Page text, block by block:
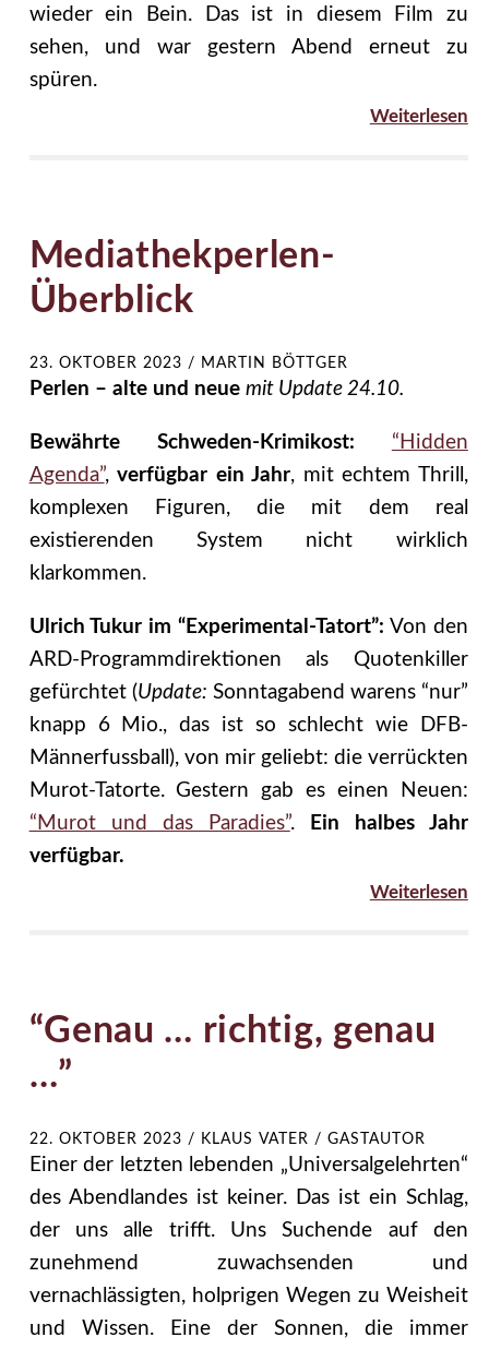
wieder ein Bein. Das ist in diesem Film zu
sehen, und war gestern Abend erneut zu
spüren.
Weiterlesen
Mediathekperlen-
Überblick
23. OKTOBER 2023 / MARTIN BÖTTGER
Perlen – alte und neue mit Update 24.10.
Bewährte Schweden-Krimikost: “Hidden
Agenda”,verfügbar ein Jahr, mit echtem Thrill,
komplexen Figuren, die mit dem real
existierenden System nicht wirklich
klarkommen.
Ulrich Tukur im “Experimental-Tatort”: Von den
ARD-Programmdirektionen als Quotenkiller
gefürchtet (Update: Sonntagabend warens “nur”
knapp 6 Mio., das ist so schlecht wie DFB-
Männerfussball), von mir geliebt: die verrückten
Murot-Tatorte. Gestern gab es einen Neuen:
“Murot und das Paradies”.
Ein halbes Jahr
verfügbar.
Weiterlesen
“Genau … richtig, genau
…”
22. OKTOBER 2023 / KLAUS VATER / GASTAUTOR
Einer der letzten lebenden „Universalgelehrten“
des Abendlandes ist keiner. Das ist ein Schlag,
der uns alle trifft. Uns Suchende auf den
zunehmend zuwachsenden und
vernachlässigten, holprigen Wegen zu Weisheit
und Wissen. Eine der Sonnen, die immer